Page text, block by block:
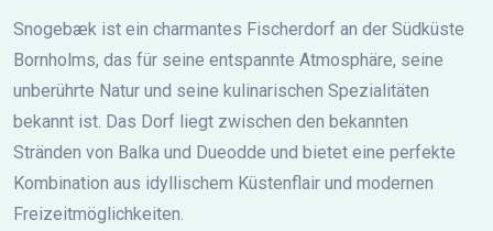
Snogebæk ist ein charmantes Fischerdorf an der Südküste
Bornholms, das für seine entspannte Atmosphäre, seine
unberührte Natur und seine kulinarischen Spezialitäten
bekannt ist. Das Dorf liegt zwischen den bekannten
Stränden von Balka und Dueodde und bietet eine perfekte
Kombination aus idyllischem Küstenflair und modernen
Freizeitmöglichkeiten.